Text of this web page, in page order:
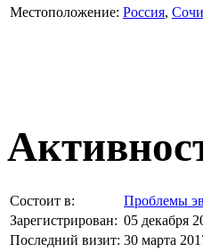
Местоположение: Россия, Сочи
Состоит в:
Проблемы
Зарегистрирован: 05 декабря
Последний визит: 30 марта